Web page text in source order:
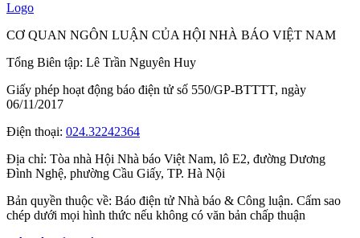
Logo
CƠ QUAN NGÔN LUẬN CỦA HỘI NHÀ BÁO VIỆT NAM
Tổng Biên tập: Lê Trần Nguyên Huy
Giấy phép hoạt động báo điện tử số 550/GP-BTTTT, ngày
06/11/2017
Điện thoại: 024.32242364
Địa chỉ: Tòa nhà Hội Nhà báo Việt Nam, lô E2, đường Dương
Đình Nghệ, phường Cầu Giấy, TP. Hà Nội
Bản quyền thuộc về: Báo điện tử Nhà báo & Công luận. Cấm sao
chép dưới mọi hình thức nếu không có văn bản chấp thuận